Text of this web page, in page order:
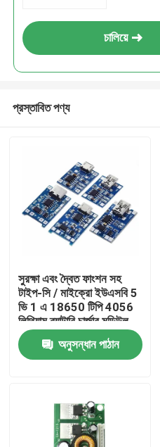
চালিয়ে
প্রস্তাবিত পণ্য
সুরক্ষা এবং দ্বৈত ফাংশন সহ
টাইপ-সি / মাইক্রো ইউএসবি 5
ভি 1 এ 18650 টিপি 4056
লিথিয়াম ব্যাটারি চার্জার মডিউল
অনুসন্ধান পাঠান